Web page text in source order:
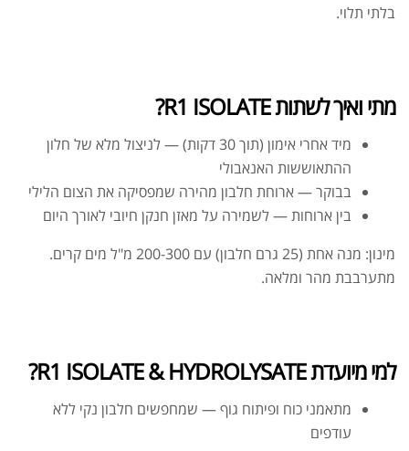
בלתי תלוי.
מתי ואיך לשתות R1 ISOLATE?
מיד אחרי אימון (תוך 30 דקות) — לניצול מלא של חלון
ההתאוששות האנאבולי
בבוקר — ארוחת חלבון מהירה שמפסיקה את הצום הלילי
בין ארוחות — לשמירה על מאזן חנקן חיובי לאורך היום
מינון: מנה אחת (25 גרם חלבון) עם 200-300 מ"ל מים קרים.
מתערבבת מהר ומלאה.
למי מיועדת R1 ISOLATE & HYDROLYSATE?
מתאמני כוח ופיתוח גוף — שמחפשים חלבון נקי ללא
עודפים